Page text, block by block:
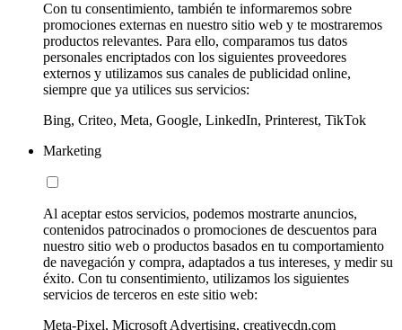
Con tu consentimiento, también te informaremos sobre
promociones externas en nuestro sitio web y te mostraremos
productos relevantes. Para ello, comparamos tus datos
personales encriptados con los siguientes proveedores
externos y utilizamos sus canales de publicidad online,
siempre que ya utilices sus servicios:
Bing, Criteo, Meta, Google, LinkedIn, Printerest, TikTok
Marketing
Al aceptar estos servicios, podemos mostrarte anuncios,
contenidos patrocinados o promociones de descuentos para
nuestro sitio web o productos basados en tu comportamiento
de navegación y compra, adaptados a tus intereses, y medir su
éxito. Con tu consentimiento, utilizamos los siguientes
servicios de terceros en este sitio web:
Meta-Pixel, Microsoft Advertising, creativecdn.com